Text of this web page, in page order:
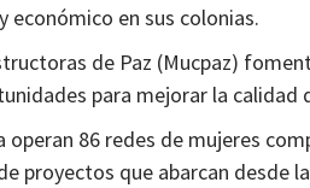
económico en sus colonias.
de Paz (Mucpaz)
para mejorar la calidad
operan 86 redes de mujeres
proyectos que abarcan desde